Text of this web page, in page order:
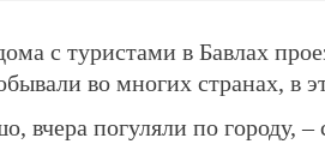
с туристами в Бавлах
во многих странах, в
вчера погуляли по городу,